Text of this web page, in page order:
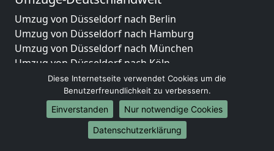
Umzug von Düsseldorf nach Berlin
Umzug von Düsseldorf nach Hamburg
Umzug von Düsseldorf nach München
Umzug von Düsseldorf nach Köln
Umzug von Düsseldorf nach Frankfurt am Main
Umzug von Düsseldorf nach Stuttgart
Umzug von Düsseldorf nach Düsseldorf
Umzug von Düsseldorf nach Leipzig
Umzug von Düsseldorf nach Dortmund
Diese Internetseite verwendet Cookies um die
Benutzerfreundlichkeit zu verbessern.
Einverstanden
Nur notwendige Cookies
Datenschutzerklärung